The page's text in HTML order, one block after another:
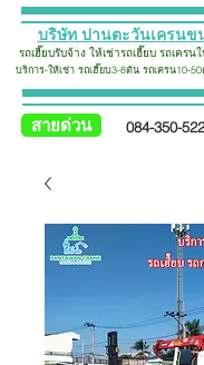
บริษัท ปานตะวันเครนข
รถเฮี๊ยบรับจ้างให้เช่ารถเฮี๊ยบ รถเครนใ
บริการ-ให้เช่า รถเฮี๊ยบ3-8ตัน รถเครน10-
สายด่วน 084-350-